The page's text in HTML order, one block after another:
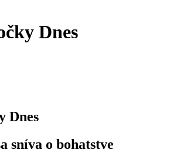
Dnes
Dnes
sníva o bohatstve